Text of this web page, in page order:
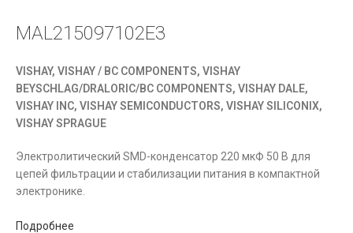
MAL215097102E3
VISHAY, VISHAY / BC COMPONENTS, VISHAY
BEYSCHLAG/DRALORIC/BC COMPONENTS, VISHAY DALE,
VISHAY INC, VISHAY SEMICONDUCTORS, VISHAY SILICONIX,
VISHAY SPRAGUE
Электролитический SMD-конденсатор 220 мкФ 50 В для
цепей фильтрации и стабилизации питания в компактной
электронике.
Подробнее